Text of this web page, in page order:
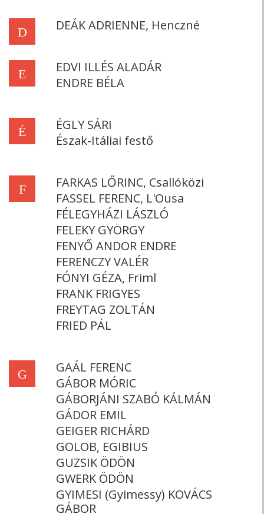
D DEÁK ADRIENNE, Henczné
E
EDVI ILLÉS ALADÁR
ENDRE BÉLA
É
ÉGLY SÁRI
Észak-Itáliai festő
F
FARKAS LŐRINC, Csallóközi
FASSEL FERENC, L'Ousa
FÉLEGYHÁZI LÁSZLÓ
FELEKY GYÖRGY
FENYŐ ANDOR ENDRE
FERENCZY VALÉR
FÓNYI GÉZA, Friml
FRANK FRIGYES
FREYTAG ZOLTÁN
FRIED PÁL
G
GAÁL FERENC
GÁBOR MÓRIC
GÁBORJÁNI SZABÓ KÁLMÁN
GÁDOR EMIL
GEIGER RICHÁRD
GOLOB, EGIBIUS
GUZSIK ÖDÖN
GWERK ÖDÖN
GYIMESI (Gyimessy) KOVÁCS
GÁBOR